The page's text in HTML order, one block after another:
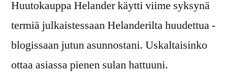
Huutokauppa Helander käytti viime syksynä
termiä julkaistessaan Helanderilta huudettua -
blogissaan jutun asunnostani. Uskaltaisinko
ottaa asiassa pienen sulan hattuuni.